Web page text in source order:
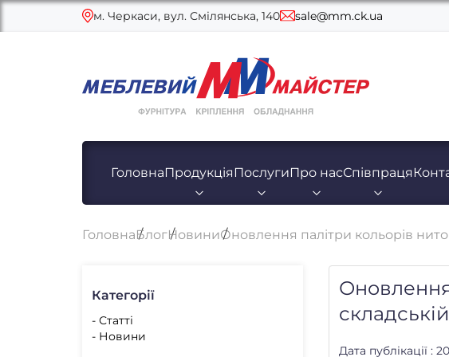
м. Черкаси, вул. Смілянська, 140 sale@mm.ck.ua
ГоловнаПродукція ПослугиПро насСпівпраця
ГоловнаБлогНовиниОновлення палітри кольорів
Категорії
- Статті
- Новини
Оновлення
Дата публікації :